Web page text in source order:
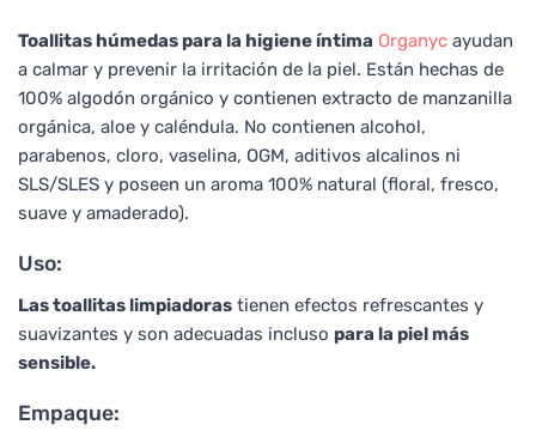
Toallitas húmedas para la higiene íntima Organyc ayudan
a calmar y prevenir la irritación de la piel. Están hechas de
100% algodón orgánico y contienen extracto de manzanilla
orgánica, aloe y caléndula. No contienen alcohol,
parabenos, cloro, vaselina, OGM, aditivos alcalinos ni
SLS/SLES y poseen un aroma 100% natural (floral, fresco,
suave y amaderado).
Uso:
Las toallitas limpiadoras tienen efectos refrescantes y
suavizantes y son adecuadas incluso para la piel más
sensible.
Empaque: